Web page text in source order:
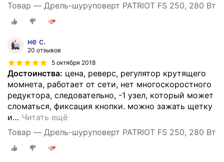
Товар — Дрель-шуруповерт PATRIOT FS 250, 280 Вт
не с.
20 отзывов
5 октября 2018
Достоинства: цена, реверс, регулятор крутящего
момнета, работает от сети, нет многоскоростного
редуктора, следовательно, -1 узел, который может
сломаться, фиксация кнопки. можно зажать щетку
и… Читать ещё
Товар — Дрель-шуруповерт PATRIOT FS 250, 280 Вт